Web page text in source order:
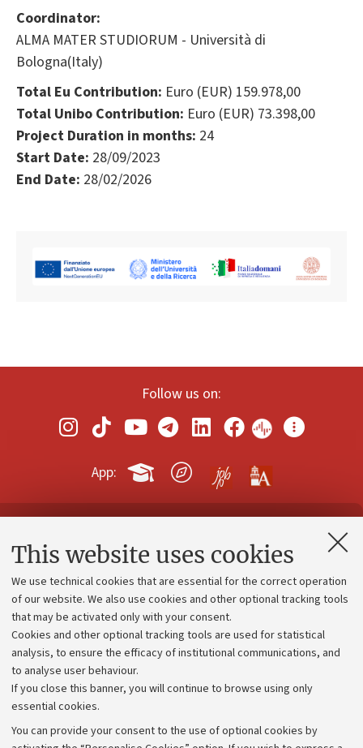
This website uses cookies
We use technical cookies that are essential for the correct operation
of our website. We also use cookies and other optional tracking tools
that may be activated only with your consent.
Cookies and other optional tracking tools are used for statistical
analysis, to ensure the efficacy of institutional communications, and
to analyse user behaviour.
If you close this banner, you will continue to browse using only
essential cookies.
You can provide your consent to the use of optional cookies by
Coordinator:
ALMA MATER STUDIORUM - Università di
Bologna(Italy)
Total Eu Contribution: Euro (EUR) 159.978,00
Total Unibo Contribution: Euro (EUR) 73.398,00
Project Duration in months: 24
Start Date: 28/09/2023
End Date: 28/02/2026
Follow us on:
App:
Contacts and certified e-mail (PEC)
Administrative divisions
Work with us
Alumni community
Strategic plan
University budgets
Calls and competitions